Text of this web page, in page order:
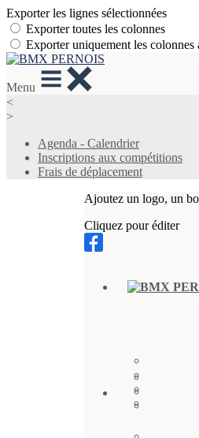
Exporter les lignes sélectionnées
Exporter toutes les colonnes
Exporter uniquement les colonnes
Menu
<
>
Agenda - Calendrier
Inscriptions aux compétitions
Frais de déplacement
Ajoutez un logo, un
Cliquez pour éditer